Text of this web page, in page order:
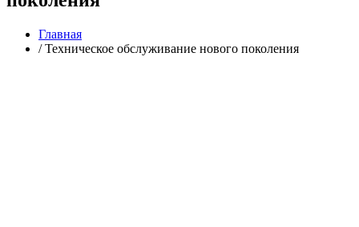
Главная
/Техническое обслуживание нового поколения